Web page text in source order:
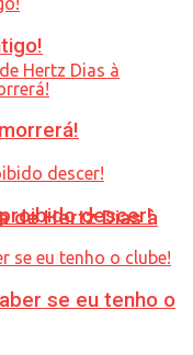
de Hertz Dias à
descer!
se eu tenho o